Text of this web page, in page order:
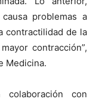
problemas a
contractilidad de la
contracción”,
Medicina.
con